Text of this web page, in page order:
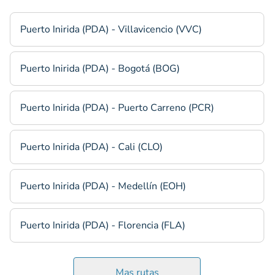
Puerto Inirida (PDA) - Villavicencio (VVC)
Puerto Inirida (PDA) - Bogotá (BOG)
Puerto Inirida (PDA) - Puerto Carreno (PCR)
Puerto Inirida (PDA) - Cali (CLO)
Puerto Inirida (PDA) - Medellín (EOH)
Puerto Inirida (PDA) - Florencia (FLA)